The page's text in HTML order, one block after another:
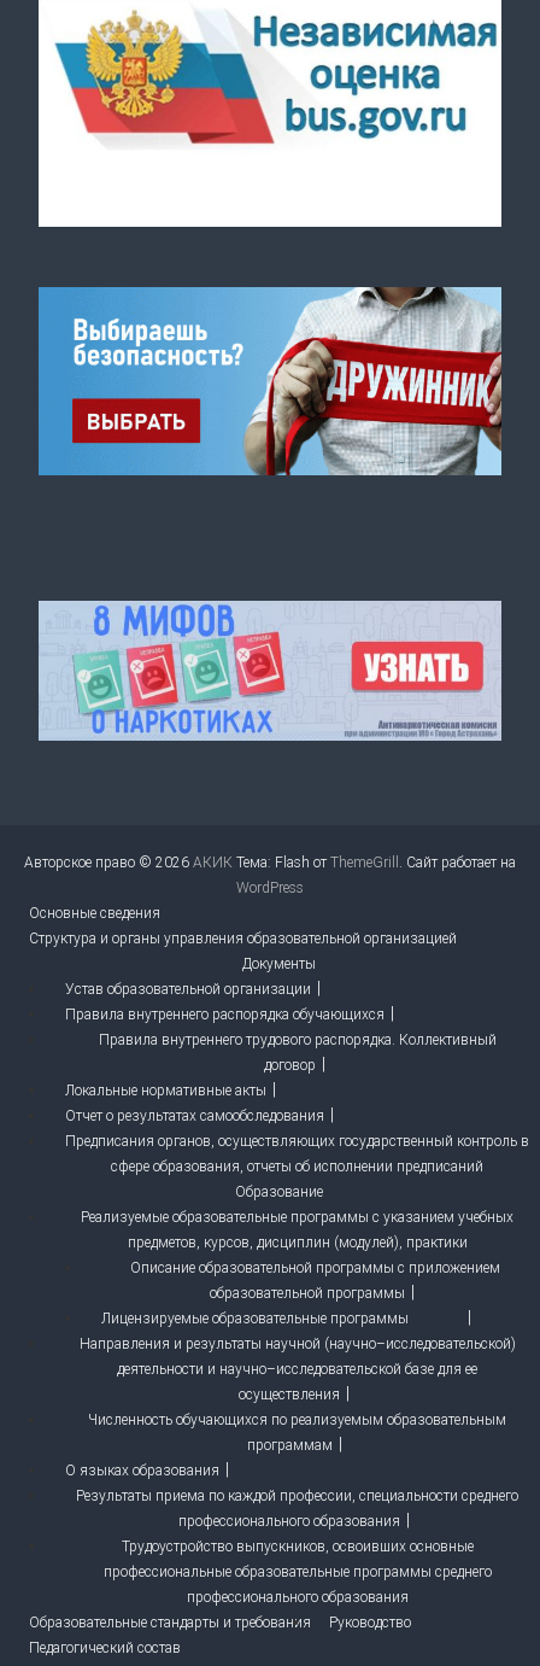
Авторское право © 2026 АКИК Тема: Flash отThemeGrill . Сайт работает на
WordPress
Основные сведения
Структура и органы управления образовательной организацией
Документы
Устав образовательной организации
Правила внутреннего распорядка обучающихся
Правила внутреннего трудового распорядка. Коллективный
договор
Локальные нормативные акты
Отчет о результатах самообследования
Предписания органов, осуществляющих государственный контроль в
сфере образования, отчеты об исполнении предписаний
Образование
Реализуемые образовательные программы с указанием учебных
предметов, курсов, дисциплин (модулей), практики
Описание образовательной программы с приложением
образовательной программы
Лицензируемые образовательные программы
Направления и результаты научной (научно–исследовательской)
деятельности и научно–исследовательской базе для ее
осуществления
Численность обучающихся по реализуемым образовательным
программам
О языках образования
Результаты приема по каждой профессии, специальности среднего
профессионального образования
Трудоустройство выпускников, освоивших основные
профессиональные образовательные программы среднего
профессионального образования
Образовательные стандарты и требования
Руководство
Педагогический состав